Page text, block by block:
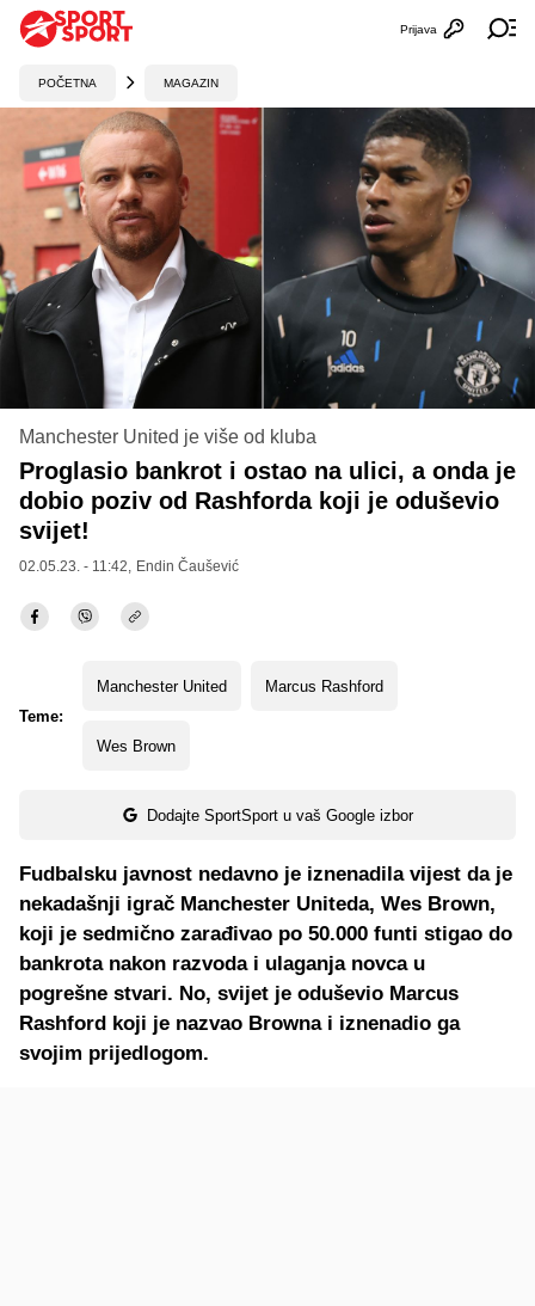
Otvori
Prijava
POČETNA MAGAZIN
Manchester United je više od kluba
Proglasio bankrot i ostao na ulici, a onda je
dobio poziv od Rashforda koji je oduševio
svijet!
02.05.23. - 11:42, Endin Čaušević
Teme:
Manchester United Marcus Rashford
Wes Brown
Dodajte SportSport u vaš Google izbor
Fudbalsku javnost nedavno je iznenadila vijest da je
nekadašnji igrač Manchester Uniteda, Wes Brown,
koji je sedmično zarađivao po 50.000 funti stigao do
bankrota nakon razvoda i ulaganja novca u
pogrešne stvari. No, svijet je oduševio Marcus
Rashford koji je nazvao Browna i iznenadio ga
svojim prijedlogom.